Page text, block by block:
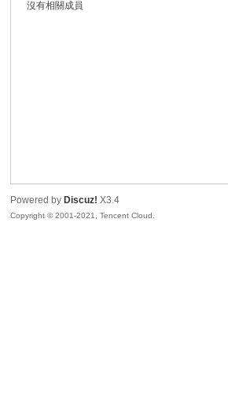
沒有相關成員
Powered by Discuz! X3.4
Copyright © 2001-2021, Tencent Cloud.